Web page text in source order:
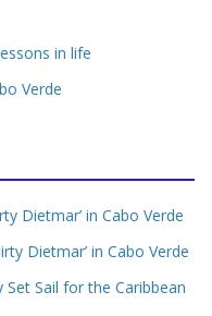
in life
Verde
Dietmar’ in Cabo Verde
Dietmar’ in Cabo Verde
Sail for the Caribbean